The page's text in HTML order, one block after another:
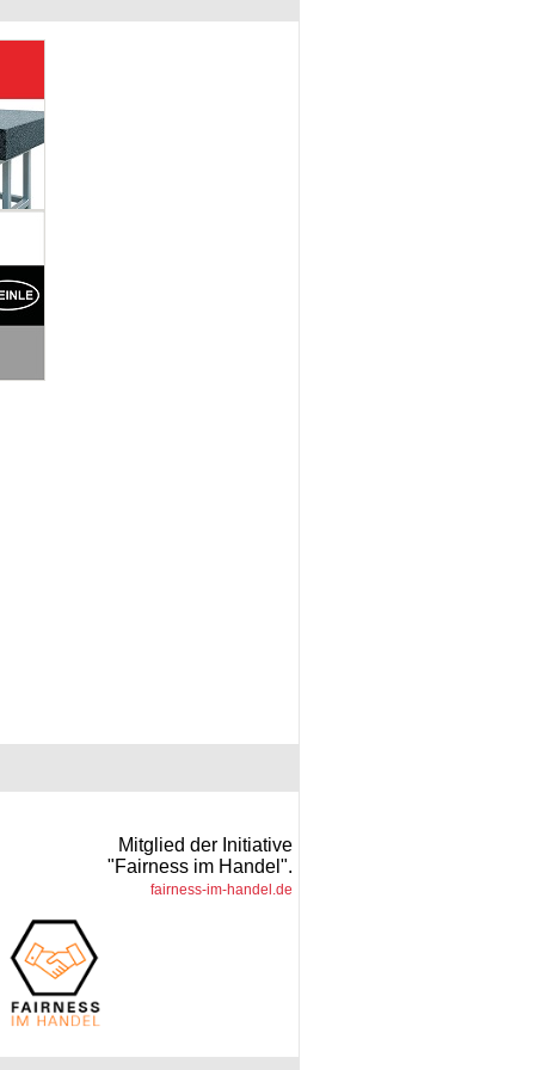
Mitglied der Initiative
"Fairness im Handel".
fairness-im-handel.de